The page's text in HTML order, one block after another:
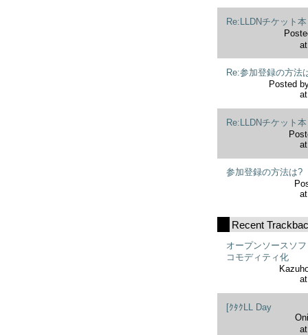
Re:LLDNチケット
at
Re:参加登録の方法
Posted
at
Re:LLDNチケット
at
参加登録の方法は?
at
Recent
オープンソースソ
コモディティ化
at
[ｸﾀｸLL Day
at